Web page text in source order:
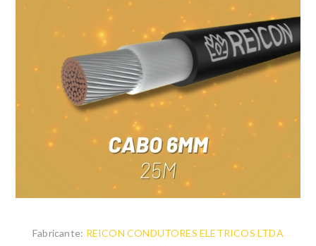
Fabricante: REICON CONDUTORES ELETRICOS LTDA